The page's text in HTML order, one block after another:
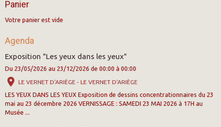
Panier
Votre panier est vide
Agenda
Exposition "Les yeux dans les yeux"
Du 23/05/2026 au 23/12/2026 de 00:00 à 00:00
LE VERNET D'ARIÈGE - LE VERNET D'ARIÈGE
LES YEUX DANS LES YEUX Exposition de dessins concentrationnaires du 23
mai au 23 décembre 2026 VERNISSAGE : SAMEDI 23 MAI 2026 à 17H au
Musée ...